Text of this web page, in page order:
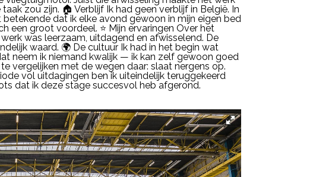
zou zijn. 🏠 Verblijf Ik had geen verblijf in België. In
dat ik elke avond gewoon in mijn eigen bed
een groot voordeel. ⭐ Mijn ervaringen Over het
was leerzaam, uitdagend en afwisselend. De
waard. 🌍 De cultuur Ik had in het begin wat
neem ik niemand kwalijk — ik kan zelf gewoon goed
vergelijken met de wegen daar: slaat nergens op.
vol uitdagingen ben ik uiteindelijk teruggekeerd
dat ik deze stage succesvol heb afgerond.